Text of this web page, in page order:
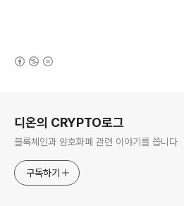
디온의 CRYPTO로그
블록체인과 암호화폐 관련 이야기를 씁니다
구독하기